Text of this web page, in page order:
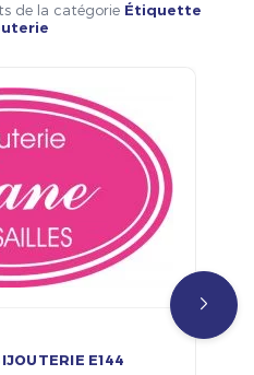
de la catégorie Étiquette
E144